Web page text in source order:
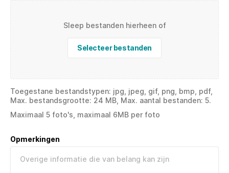
Sleep bestanden hierheen of
Selecteer bestanden
Toegestane bestandstypen: jpg, jpeg, gif, png, bmp, pdf,
Max. bestandsgrootte: 24 MB, Max. aantal bestanden: 5.
Maximaal 5 foto's, maximaal 6MB per foto
Opmerkingen